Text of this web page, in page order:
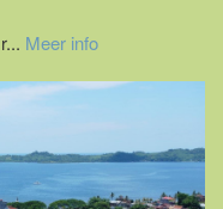
Meer info